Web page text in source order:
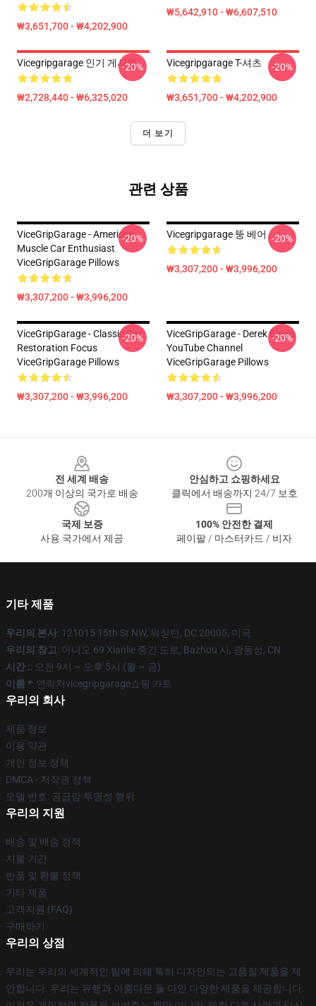
₩3,651,700 - ₩4,202,900
₩5,642,910 - ₩6,607,510
Vicegripgarage 인기 게시물
₩2,728,440 - ₩6,325,020
-20% Vicegripgarage T-셔츠
₩3,651,700 - ₩4,202,900
-20%
더 보기
관련 상품
ViceGripGarage - American
Muscle Car Enthusiast
ViceGripGarage Pillows
₩3,307,200 - ₩3,996,200
-20% Vicegripgarage 뚱 베어
₩3,307,200 - ₩3,996,200
-20%
ViceGripGarage - Classic Car
Restoration Focus
ViceGripGarage Pillows
₩3,307,200 - ₩3,996,200
-20%
ViceGripGarage - Derek Bieri's
YouTube Channel
ViceGripGarage Pillows
₩3,307,200 - ₩3,996,200
-20%
전 세계 배송
200개 이상의 국가로 배송
안심하고 쇼핑하세요
클릭에서 배송까지 24/7 보호
국제 보증
사용 국가에서 제공
100% 안전한 결제
페이팔 / 마스터카드 / 비자
기타 제품
우리의 본사: 121015 15th St NW, 워싱턴, DC 20005, 미국
우리의 창고: 아니오 69 Xianlie 중간 도로, Bazhou 시, 광동성, CN
시간 :: 오전 9시 ~ 오후 5시 (월 ~ 금)
이름 *: 연락처vicegripgarage쇼핑 카트
우리의 회사
제품 정보
이용 약관
개인 정보 정책
DMCA - 저작권 정책
모델 번호: 공급망 투명성 행위
우리의 지원
배송 및 배송 정책
지불 기간
반품 및 환불 정책
기타 제품
고객지원 (FAQ)
구매하기
우리의 상점
우리는 우리의 세계적인 팀에 의해 특히 디자인되는 고품질 제품을 제
안합니다. 우리는 유행과 아름다운 둘 다인 다양한 제품을 제공합니다.